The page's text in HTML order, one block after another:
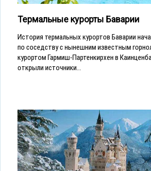
Термальные курорты Баварии
История термальных курортов Баварии
по соседству с нынешним известным
курортом Гармиш-Партенкирхен в
открыли источники...